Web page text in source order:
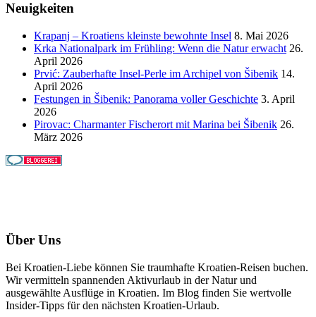
Neuigkeiten
Krapanj – Kroatiens kleinste bewohnte Insel 8. Mai 2026
Krka Nationalpark im Frühling: Wenn die Natur erwacht 26.
April 2026
Prvić: Zauberhafte Insel-Perle im Archipel von Šibenik 14.
April 2026
Festungen in Šibenik: Panorama voller Geschichte 3. April
2026
Pirovac: Charmanter Fischerort mit Marina bei Šibenik 26.
März 2026
Über Uns
Bei Kroatien-Liebe können Sie traumhafte Kroatien-Reisen buchen.
Wir vermitteln spannenden Aktivurlaub in der Natur und
ausgewählte Ausflüge in Kroatien. Im Blog finden Sie wertvolle
Insider-Tipps für den nächsten Kroatien-Urlaub.